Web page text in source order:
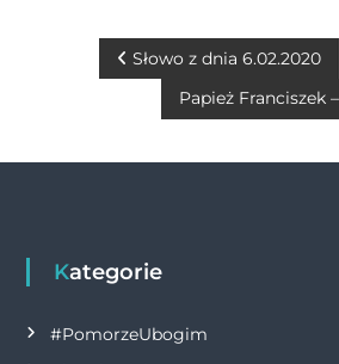
b
k
n
g
r
A
p
N
w
g
a
Słowo z dnia 6.02.2020
Papież Franciszek
Kategorie
#PomorzeUbogim